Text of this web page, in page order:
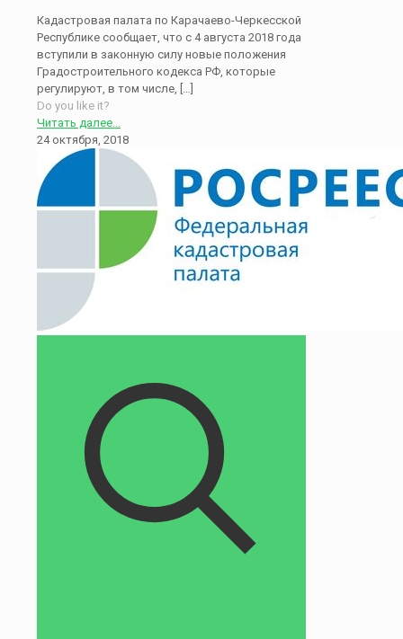
Кадастровая палата по Карачаево-Черкесской
Республике сообщает, что с 4 августа 2018 года
вступили в законную силу новые положения
Градостроительного кодекса РФ, которые
регулируют, в том числе,
Do you like it?
Читать далее...
24 октября, 2018